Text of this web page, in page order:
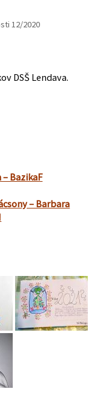
12/2020
DSŠ Lendava.
BazikaF
– Barbara